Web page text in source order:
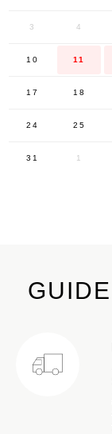
3 4
10 11
17 18
24 25
31 1
GUIDE